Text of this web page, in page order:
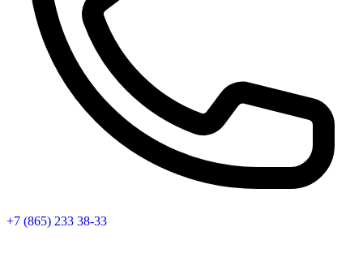
+7 (865) 233 38-33